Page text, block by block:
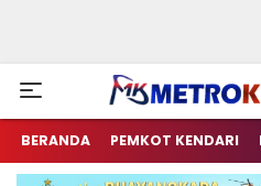
Berita Terkini
BERANDA PEMKOT KENDARI